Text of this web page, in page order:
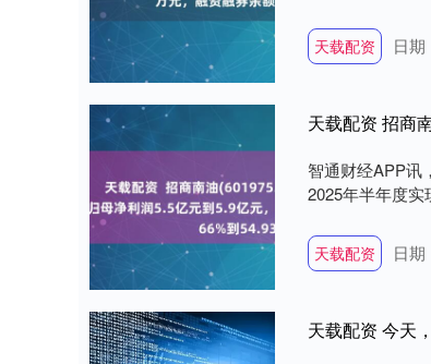
天载配资 日期
智通财经APP讯
2025年半年度
天载配资 日期
天载配资 今天